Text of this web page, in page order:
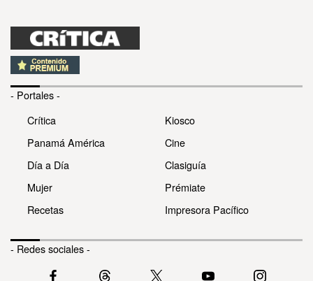
- Portales -
Crítica
Panamá América
Día a Día
Mujer
Recetas
Kiosco
Cine
Clasiguía
Prémiate
Impresora Pacífico
- Redes sociales -